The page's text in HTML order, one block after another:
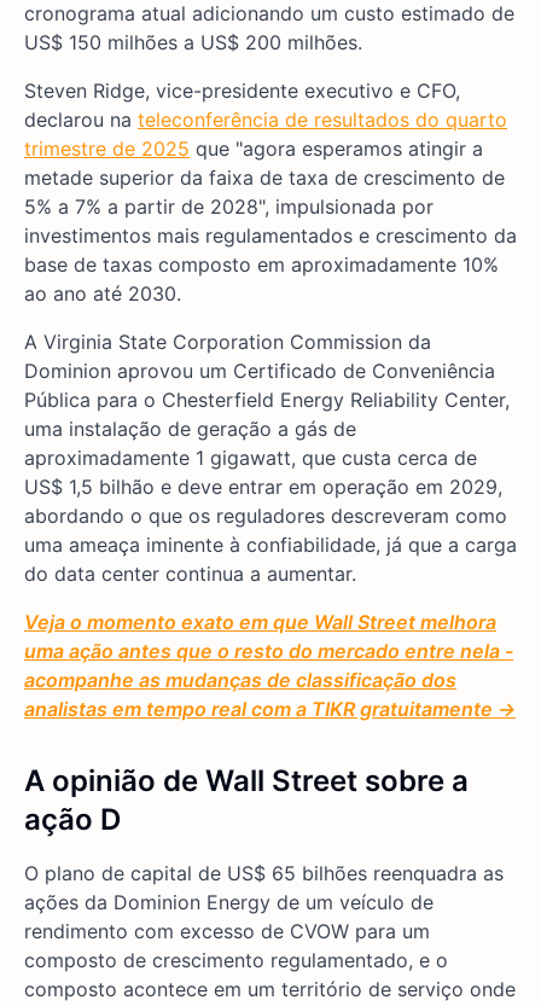
cronograma atual adicionando um custo estimado de
US$ 150 milhões a US$ 200 milhões.
Steven Ridge, vice-presidente executivo e CFO,
declarou na teleconferência de resultados do quarto
trimestre de 2025 que "agora esperamos atingir a
metade superior da faixa de taxa de crescimento de
5% a 7% a partir de 2028", impulsionada por
investimentos mais regulamentados e crescimento da
base de taxas composto em aproximadamente 10%
ao ano até 2030.
A Virginia State Corporation Commission da
Dominion aprovou um Certificado de Conveniência
Pública para o Chesterfield Energy Reliability Center,
uma instalação de geração a gás de
aproximadamente 1 gigawatt, que custa cerca de
US$ 1,5 bilhão e deve entrar em operação em 2029,
abordando o que os reguladores descreveram como
uma ameaça iminente à confiabilidade, já que a carga
do data center continua a aumentar.
Veja o momento exato em que Wall Street melhora
uma ação antes que o resto do mercado entre nela -
acompanhe as mudanças de classificação dos
analistas em tempo real com a TIKR gratuitamente →
A opinião de Wall Street sobre a
ação D
O plano de capital de US$ 65 bilhões reenquadra as
ações da Dominion Energy de um veículo de
rendimento com excesso de CVOW para um
composto de crescimento regulamentado, e o
composto acontece em um território de serviço onde